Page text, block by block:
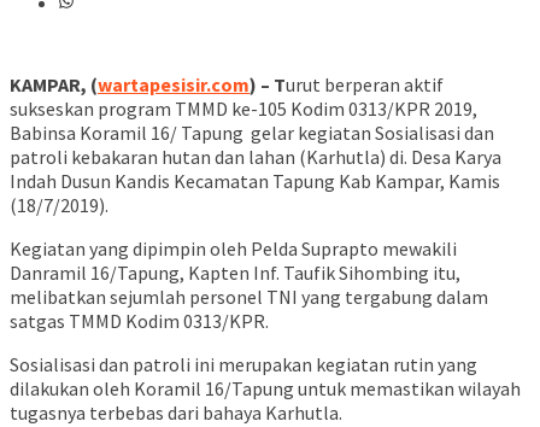
KAMPAR, (wartapesisir.com) – Turut berperan aktif
sukseskan program TMMD ke-105 Kodim 0313/KPR 2019,
Babinsa Koramil 16/ Tapung gelar kegiatan Sosialisasi dan
patroli kebakaran hutan dan lahan (Karhutla) di. Desa Karya
Indah Dusun Kandis Kecamatan Tapung Kab Kampar, Kamis
(18/7/2019).
Kegiatan yang dipimpin oleh Pelda Suprapto mewakili
Danramil 16/Tapung, Kapten Inf. Taufik Sihombing itu,
melibatkan sejumlah personel TNI yang tergabung dalam
satgas TMMD Kodim 0313/KPR.
Sosialisasi dan patroli ini merupakan kegiatan rutin yang
dilakukan oleh Koramil 16/Tapung untuk memastikan wilayah
tugasnya terbebas dari bahaya Karhutla.